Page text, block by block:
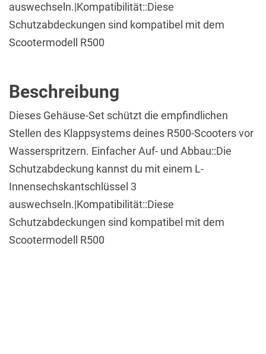
auswechseln.|Kompatibilität::Diese
Schutzabdeckungen sind kompatibel mit dem
Scootermodell R500
Beschreibung
Dieses Gehäuse-Set schützt die empfindlichen
Stellen des Klappsystems deines R500-Scooters vor
Wasserspritzern. Einfacher Auf- und Abbau::Die
Schutzabdeckung kannst du mit einem L-
Innensechskantschlüssel 3
auswechseln.|Kompatibilität::Diese
Schutzabdeckungen sind kompatibel mit dem
Scootermodell R500